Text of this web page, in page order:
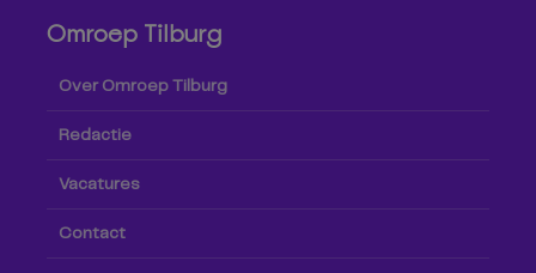
Omroep Tilburg
Over Omroep Tilburg
Redactie
Vacatures
Contact